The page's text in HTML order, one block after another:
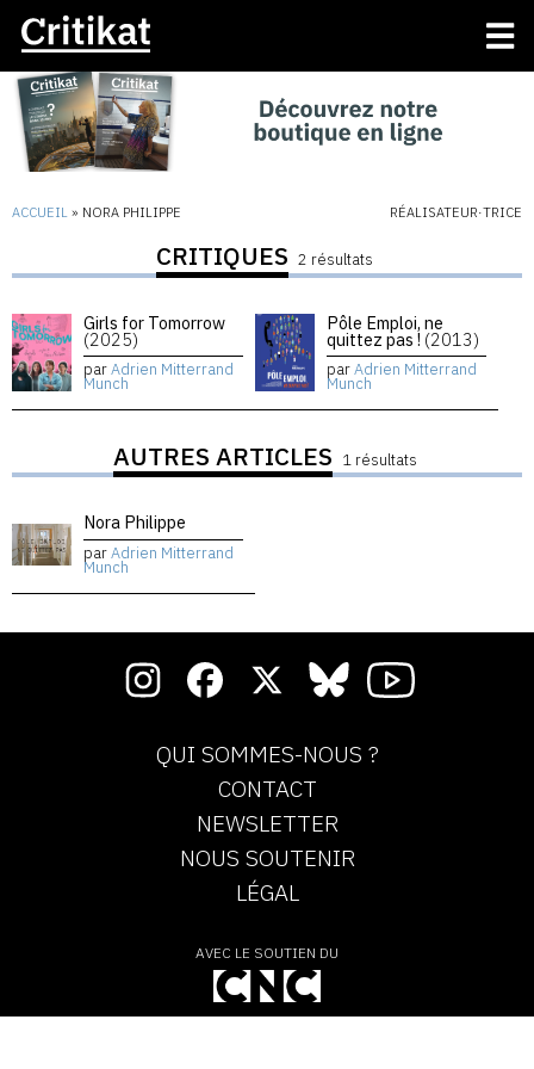
ACCUEIL » NORA PHILIPPE RÉALISATEUR·TRICE
CRITIQUES 2 résultats
Girls for Tomorrow
(2025)
parAdrien Mitterrand
Munch
Pôle Emploi, ne
quittez pas ! (2013)
parAdrien Mitterrand
Munch
AUTRES ARTICLES 1 résultats
Nora Philippe
parAdrien Mitterrand
Munch
QUI SOMMES-NOUS ?
CONTACT
NEWSLETTER
NOUS SOUTENIR
LÉGAL
AVEC LE SOUTIEN DU